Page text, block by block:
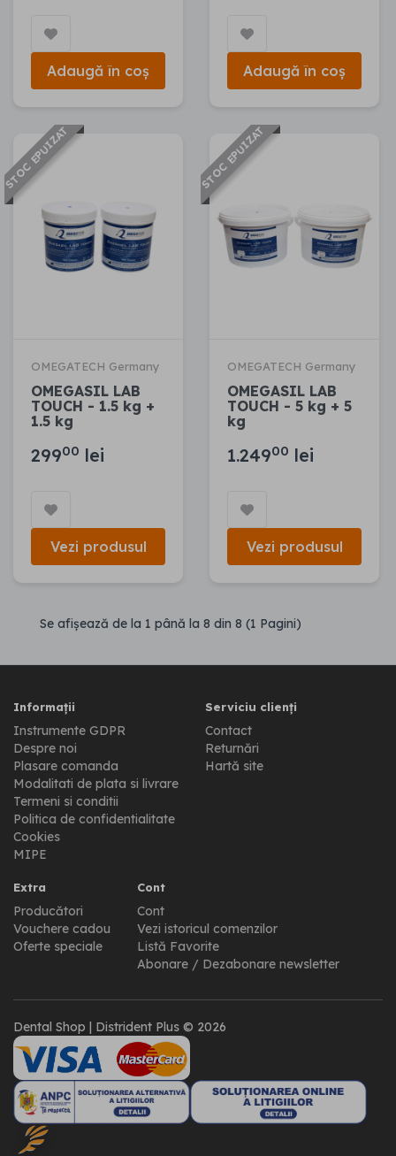
Adaugă în coș Adaugă în coș
STOC EPUIZAT
OMEGATECH Germany
OMEGASIL LAB
TOUCH - 1.5 kg +
1.5 kg
29900 lei
Vezi produsul
STOC EPUIZAT
OMEGATECH Germany
OMEGASIL LAB
TOUCH - 5 kg + 5
kg
1.24900 lei
Vezi produsul
Se afişează de la 1 până la 8 din 8 (1 Pagini)
Informații
Instrumente GDPR
Despre noi
Plasare comanda
Modalitati de plata si livrare
Termeni si conditii
Politica de confidentialitate
Cookies
MIPE
Serviciu clienți
Contact
Returnări
Hartă site
Extra
Producători
Vouchere cadou
Oferte speciale
Cont
Cont
Vezi istoricul comenzilor
Listă Favorite
Abonare / Dezabonare newsletter
Dental Shop | Distrident Plus © 2026